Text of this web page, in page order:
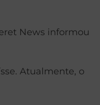
News informou
Atualmente, o